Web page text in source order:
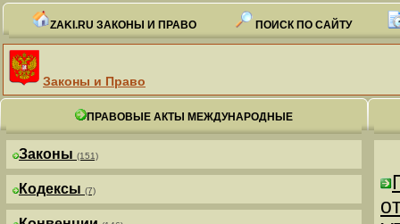
ZAKI.RU ЗАКОНЫ И ПРАВО ПОИСК ПО САЙТУ
Законы и Право
ПРАВОВЫЕ АКТЫ МЕЖДУНАРОДНЫЕ
Законы (151)
Кодексы (7)